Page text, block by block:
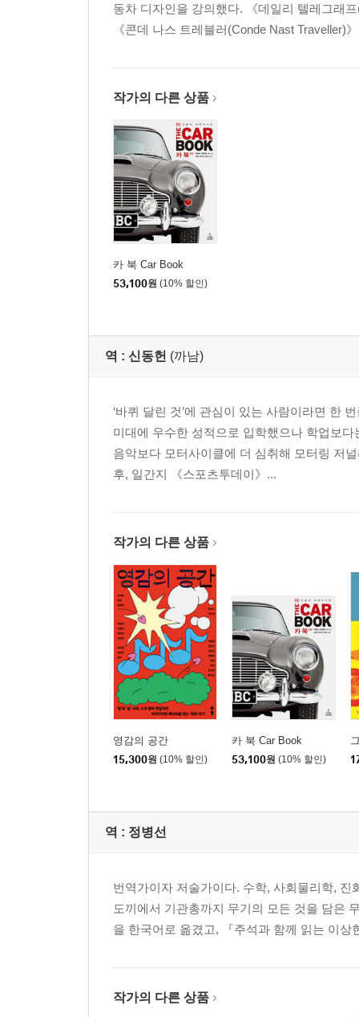
현대적 로드스터의 등장 |마쓰다 MX-5 |토요타 이
닷지 바이퍼 V10 엔진 |포르쉐 이야기 |세기말의
2000년대 이후
브랜드의 재탄생 |크로스오버와 오프로드 차
모터스포츠 챔피언들 |페라리 이야기 |소형차의
황금률 |오프로드 차량의 고급화 |혼다 인사이트
엔진 작동 원리 |용어 해설 |찾아보기 |도판 저작권
동차 디자인을 강의했다. 《데일리 텔레그래
《콘데 나스 트레블러(Conde Nast Traveller)
작가의 다른 상품
카 북 Car Book
53,100원 (10% 할인)
역 : 신동헌 (까남)
‘바퀴 달린 것’에 관심이 있는 사람이라면 한
미대에 우수한 성적으로 입학했으나 학업보
음악보다 모터사이클에 더 심취해 모터링 저
후, 일간지 《스포츠투데이》...
작가의 다른 상품
영감의 공간
15,300원 (10% 할인)
카 북 Car Book
53,100원 (10% 할인)
역 : 정병선
번역가이자 저술가이다. 수학, 사회물리학,
도끼에서 기관총까지 무기의 모든 것을 담은
을 한국어로 옮겼고, 『주석과 함께 읽는 이
작가의 다른 상품